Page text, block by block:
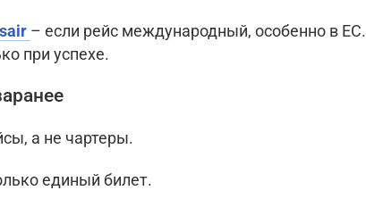
– если рейс международный, особенно в ЕС.
при успехе.
а не чартеры.
единый билет.